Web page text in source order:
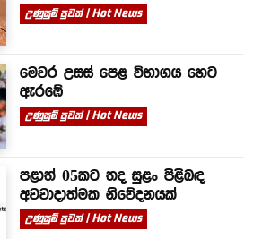
උණුසුම් පුවත් | Hot News
මෙවර උසස් පෙළ විභාගය හෙට
ඇරඹේ
උණුසුම් පුවත් | Hot News
පළාත් 05කට තද සුළං පිළිබඳ
අවවාදාත්මක නිවේදනයක්
උණුසුම් පුවත් | Hot News